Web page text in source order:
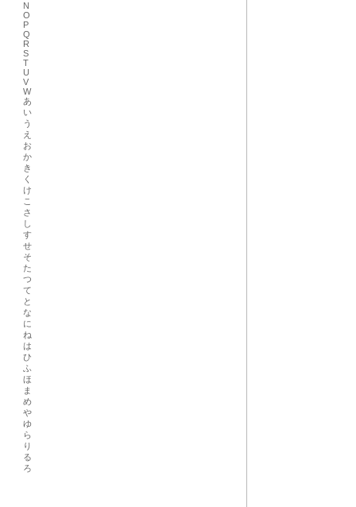
N
O
P
Q
R
S
T
U
V
W
あ
い
う
え
お
か
き
く
け
こ
さ
し
す
せ
そ
た
つ
て
と
な
に
ね
は
ひ
ふ
ほ
ま
め
や
ゆ
ら
り
る
ろ